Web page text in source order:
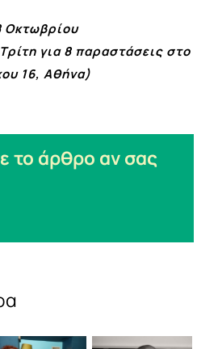
Οκτωβρίου
για 8 παραστάσεις στο
16, Αθήνα)
το άρθρο αν σας